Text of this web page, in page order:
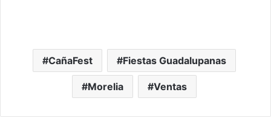
CañaFest Fiestas Guadalupanas
Morelia Ventas